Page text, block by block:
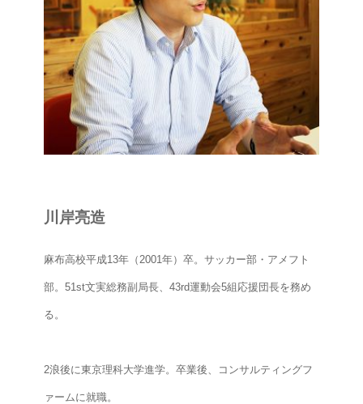
川岸亮造
麻布高校平成13年（2001年）卒。サッカー部・アメフト
部。51st文実総務副局長、43rd運動会5組応援団長を務め
る。
2浪後に東京理科大学進学。 卒業後、コンサルティングフ
ァームに就職。